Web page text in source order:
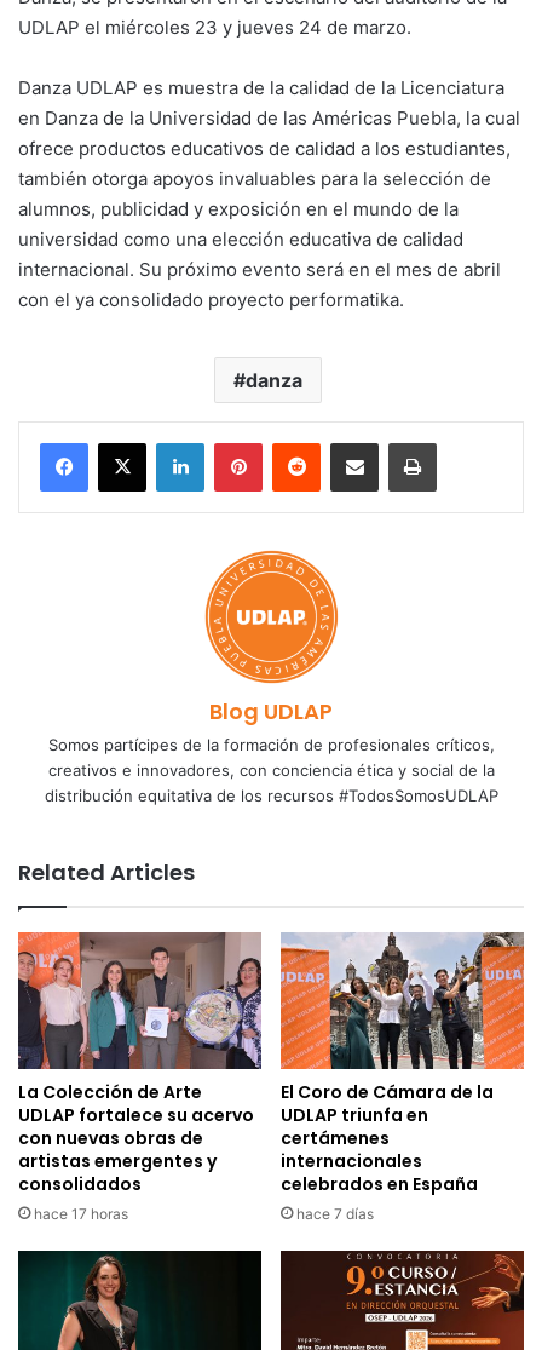
UDLAP el miércoles 23 y jueves 24 de marzo.
Danza UDLAP es muestra de la calidad de la Licenciatura
en Danza de la Universidad de las Américas Puebla, la cual
ofrece productos educativos de calidad a los estudiantes,
también otorga apoyos invaluables para la selección de
alumnos, publicidad y exposición en el mundo de la
universidad como una elección educativa de calidad
internacional. Su próximo evento será en el mes de abril
con el ya consolidado proyecto performatika.
danza
LinkedInPinterestReddit Share via Email Print
Blog UDLAP
Somos partícipes de la formación de profesionales críticos,
creativos e innovadores, con conciencia ética y social de la
distribución equitativa de los recursos #TodosSomosUDLAP
Related Articles
La Colección de Arte
UDLAP fortalece su acervo
con nuevas obras de
artistas emergentes y
consolidados
hace 17 horas
El Coro de Cámara de la
UDLAP triunfa en
certámenes
internacionales
celebrados en España
hace 7 días